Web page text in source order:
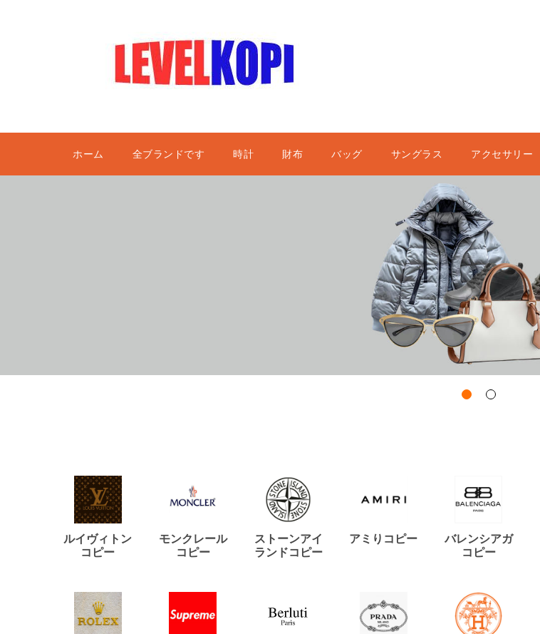
ホーム 全ブランドです 時計 財布 バッグ サングラス アクセサリー
ルイヴィトン
コピー
モンクレール
コピー
ストーンアイ
ランドコピー
アミりコピー
バレンシアガ
コピー